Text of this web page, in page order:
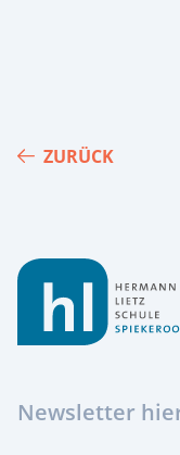
ZURÜCK
Newsletter